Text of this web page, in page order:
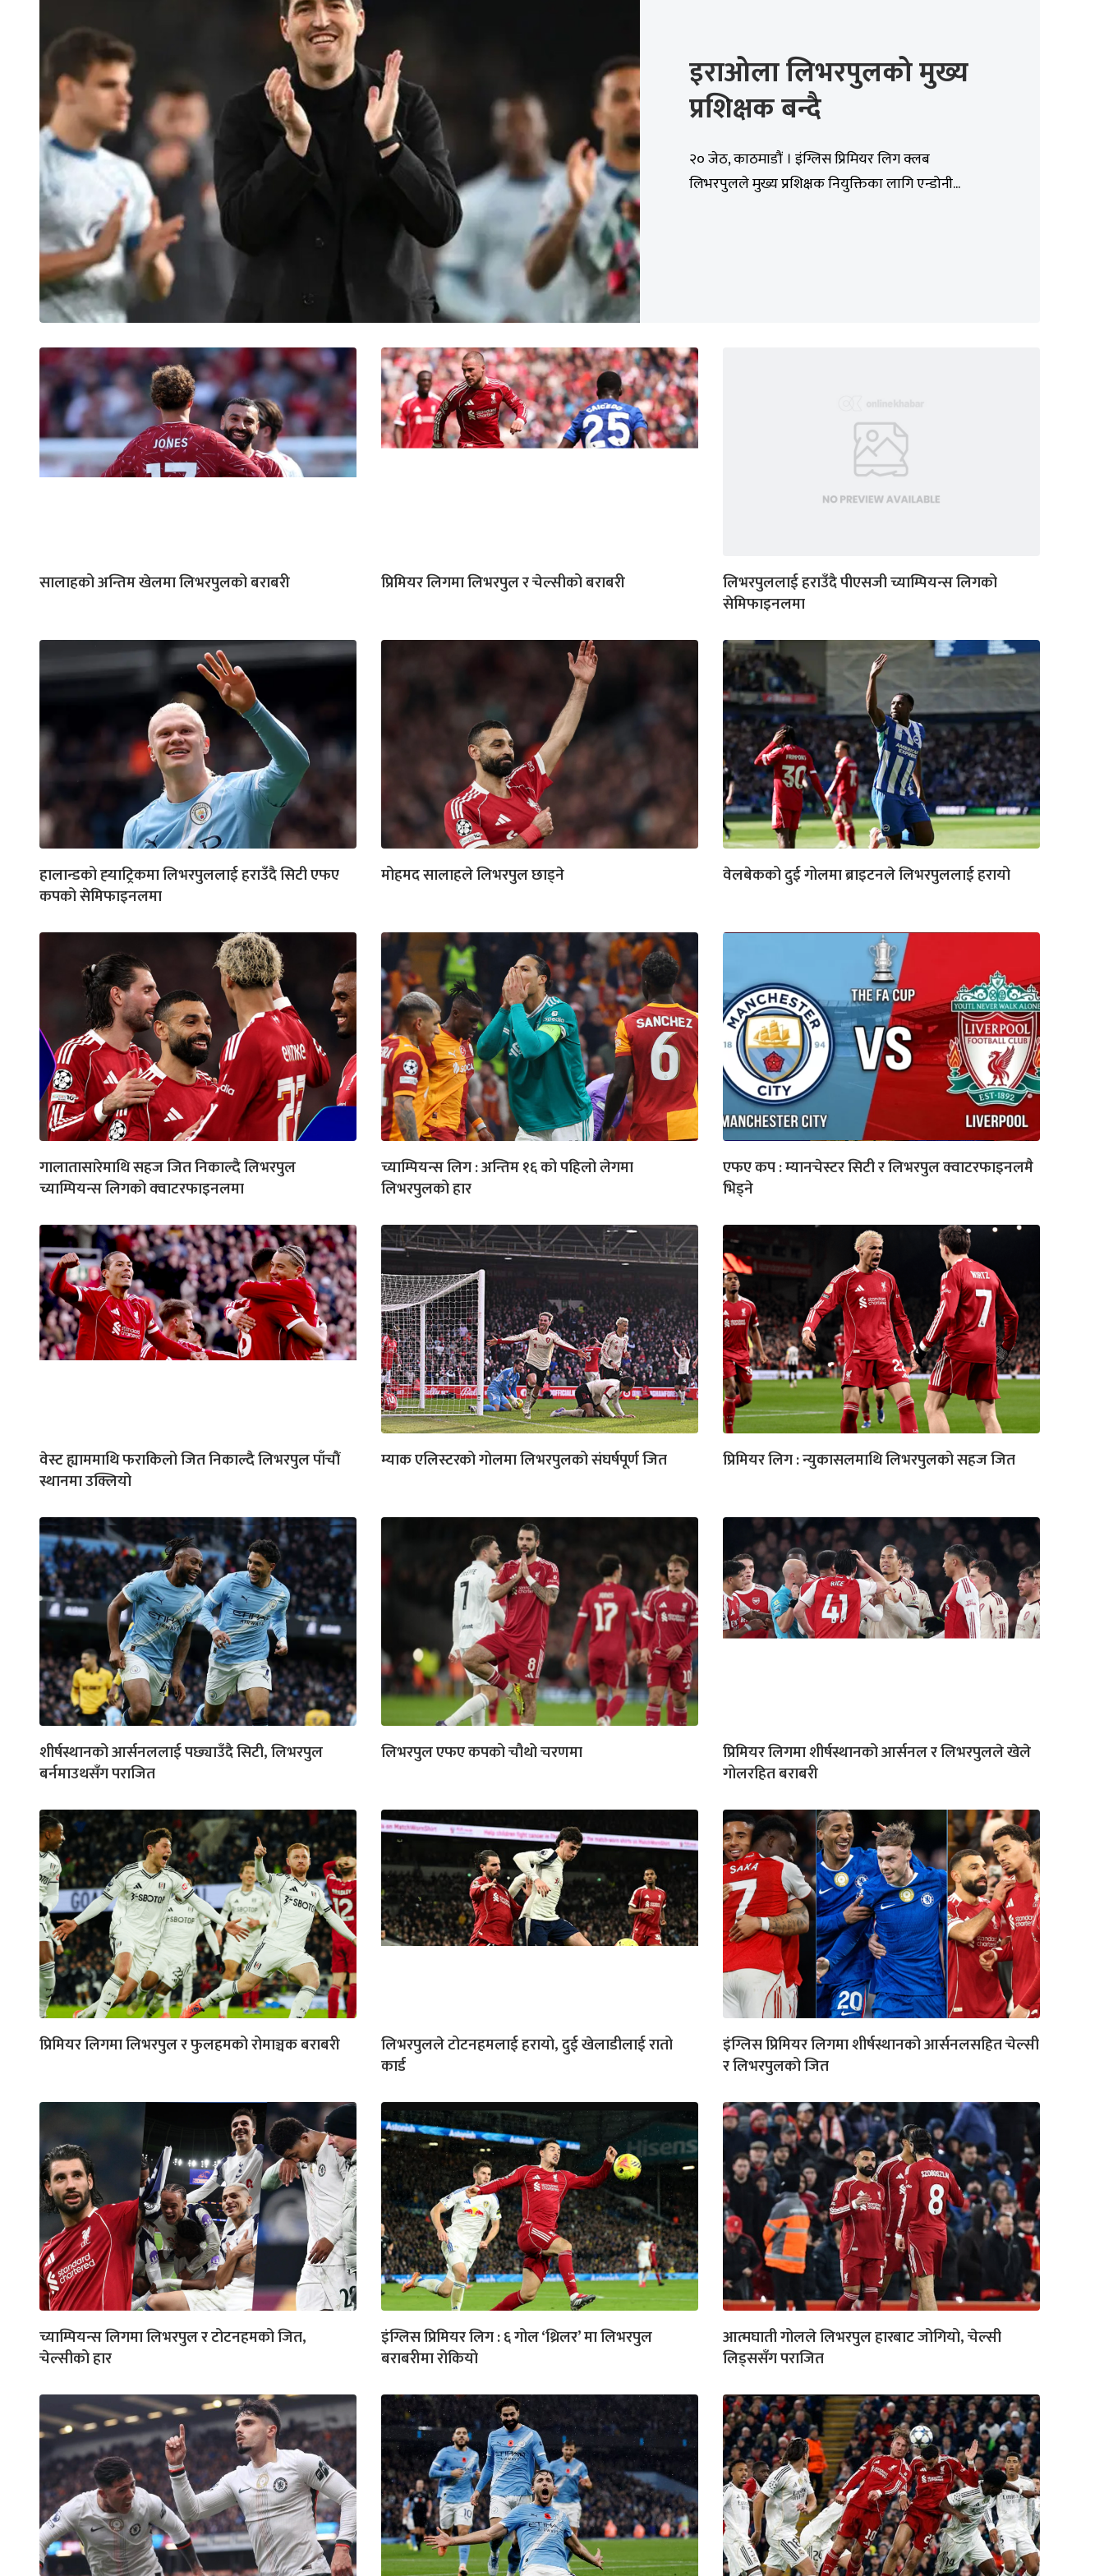
इराओला लिभरपुलको मुख्य
प्रशिक्षक बन्दै
२० जेठ, काठमाडौं । इंग्लिस प्रिमियर लिग क्लब
लिभरपुलले मुख्य प्रशिक्षक नियुक्तिका लागि एन्डोनी...
सालाहको अन्तिम खेलमा लिभरपुलको बराबरी प्रिमियर लिगमा लिभरपुल र चेल्सीको बराबरी
लिभरपुललाई हराउँदै पीएसजी च्याम्पियन्स लिगको
सेमिफाइनलमा
हालान्डको ह्‍याट्रिकमा लिभरपुललाई हराउँदै सिटी एफए
कपको सेमिफाइनलमा
मोहमद सालाहले लिभरपुल छाड्ने वेलबेकको दुई गोलमा ब्राइटनले लिभरपुललाई हरायो
गालातासारेमाथि सहज जित निकाल्दै लिभरपुल
च्याम्पियन्स लिगको क्‍वाटरफाइनलमा
च्याम्पियन्स लिग : अन्तिम १६ को पहिलो लेगमा
लिभरपुलको हार
एफए कप : म्यानचेस्टर सिटी र लिभरपुल क्वाटरफाइनलमै
भिड्ने
वेस्ट ह्याममाथि फराकिलो जित निकाल्दै लिभरपुल पाँचौं
स्थानमा उक्लियो
म्याक एलिस्टरको गोलमा लिभरपुलको संघर्षपूर्ण जित प्रिमियर लिग : न्युकासलमाथि लिभरपुलको सहज जित
शीर्षस्थानको आर्सनललाई पछ्याउँदै सिटी, लिभरपुल
बर्नमाउथसँग पराजित
लिभरपुल एफए कपको चौथो चरणमा
प्रिमियर लिगमा शीर्षस्थानको आर्सनल र लिभरपुलले खेले
गोलरहित बराबरी
प्रिमियर लिगमा लिभरपुल र फुलहमको रोमाञ्चक बराबरी
लिभरपुलले टोटनहमलाई हरायो, दुई खेलाडीलाई रातो
कार्ड
इंग्लिस प्रिमियर लिगमा शीर्षस्थानको आर्सनलसहित चेल्सी
र लिभरपुलको जित
च्याम्पियन्स लिगमा लिभरपुल र टोटनहमको जित,
चेल्सीको हार
इंग्लिस प्रिमियर लिग : ६ गोल ‘थ्रिलर’ मा लिभरपुल
बराबरीमा रोकियो
आत्मघाती गोलले लिभरपुल हारबाट जोगियो, चेल्सी
लिड्ससँग पराजित